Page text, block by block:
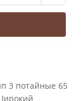
3 потайные 65